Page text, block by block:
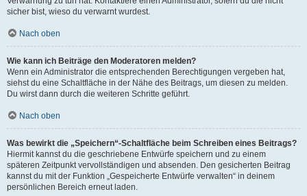
sicher bist, wieso du verwarnt wurdest.
Nach oben
Wie kann ich Beiträge den Moderatoren melden?
Wenn ein Administrator die entsprechenden Berechtigungen vergeben hat,
siehst du eine Schaltfläche in der Nähe des Beitrags, um diesen zu melden.
Du wirst dann durch die weiteren Schritte geführt.
Nach oben
Was bewirkt die „Speichern“-Schaltfläche beim Schreiben eines Beitrags?
Hiermit kannst du die geschriebene Entwürfe speichern und zu einem
späteren Zeitpunkt vervollständigen und absenden. Den gesicherten Beitrag
kannst du mit der Funktion „Gespeicherte Entwürfe verwalten“ in deinem
persönlichen Bereich erneut laden.